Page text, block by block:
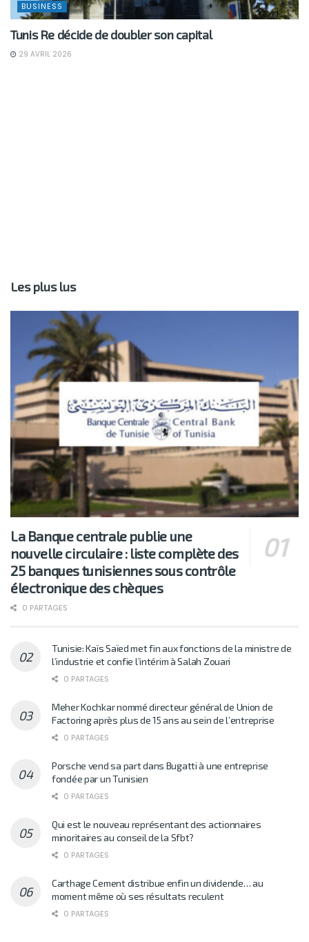
BUSINESS
Tunis Re décide de doubler son capital
29 AVRIL 2026
Les plus lus
La Banque centrale publie une
nouvelle circulaire : liste complète des
25 banques tunisiennes sous contrôle
électronique des chèques
0 PARTAGES
Tunisie: Kaïs Saïed met fin aux fonctions de la ministre de
l’industrie et confie l’intérim à Salah Zouari
0 PARTAGES
Meher Kochkar nommé directeur général de Union de
Factoring après plus de 15 ans au sein de l’entreprise
0 PARTAGES
Porsche vend sa part dans Bugatti à une entreprise
fondée par un Tunisien
0 PARTAGES
Qui est le nouveau représentant des actionnaires
minoritaires au conseil de la Sfbt?
0 PARTAGES
Carthage Cement distribue enfin un dividende… au
moment même où ses résultats reculent
0 PARTAGES